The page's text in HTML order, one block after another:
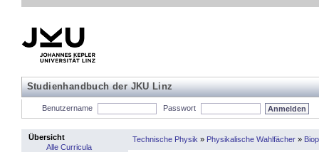
Studienhandbuch der JKU Linz
Benutzername Passwort
Übersicht
Alle Curricula
Technische Physik » Physikalische Wahlfächer »